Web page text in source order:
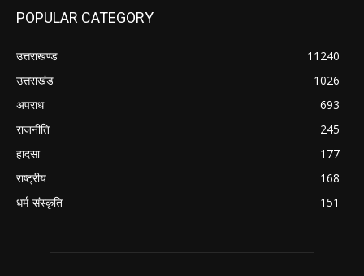
POPULAR CATEGORY
उत्तराखण्ड
11240
उत्तराखंड
1026
अपराध
693
राजनीति
245
हादसा
177
राष्ट्रीय
168
धर्म-संस्कृति
151